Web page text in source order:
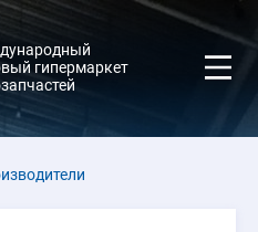
гипермаркет